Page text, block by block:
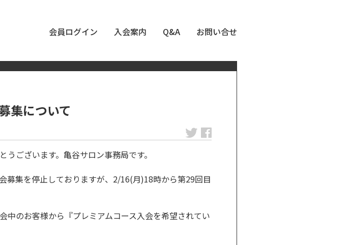
会員ログイン 入会案内 Q&A お問い合せ
集について
ございます。亀谷サロン事務局です。
募集を停止しておりますが、2/16(月)18時から第29回目
中のお客様から『プレミアムコース入会を希望されてい